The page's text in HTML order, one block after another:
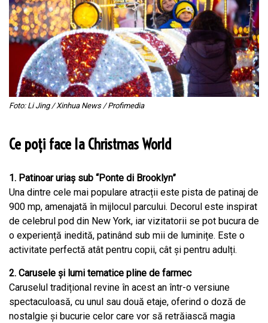
Foto: Li Jing / Xinhua News / Profimedia
Ce poți face la Christmas World
1. Patinoar uriaș sub “Ponte di Brooklyn”
Una dintre cele mai populare atracții este pista de patinaj de
900 mp, amenajată în mijlocul parcului. Decorul este inspirat
de celebrul pod din New York, iar vizitatorii se pot bucura de
o experiență inedită, patinând sub mii de luminițe. Este o
activitate perfectă atât pentru copii, cât și pentru adulți.
2. Carusele și lumi tematice pline de farmec
Caruselul tradițional revine în acest an într-o versiune
spectaculoasă, cu unul sau două etaje, oferind o doză de
nostalgie și bucurie celor care vor să retrăiască magia